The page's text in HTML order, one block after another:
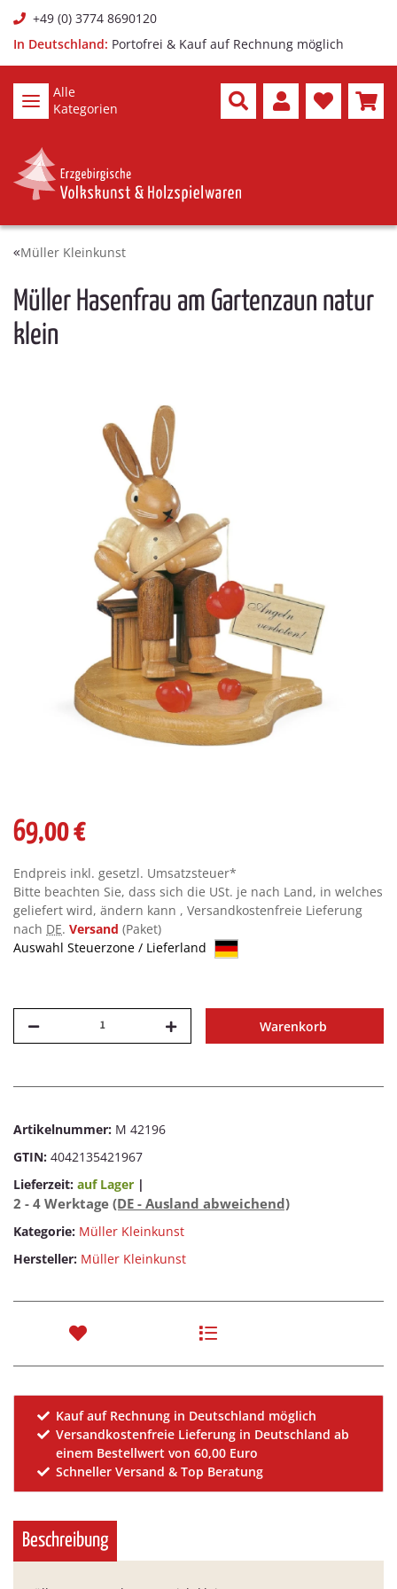
+49 (0) 3774 8690120
In Deutschland: Portofrei & Kauf auf Rechnung möglich
Alle
Kategorien
Müller Kleinkunst
Müller Hasenfrau am Gartenzaun natur
klein
69,00 €
Endpreis inkl. gesetzl. Umsatzsteuer*
Bitte beachten Sie, dass sich die USt. je nach Land, in welches
geliefert wird, ändern kann , Versandkostenfreie Lieferung
nach DE. Versand (Paket)
Auswahl Steuerzone / Lieferland
Warenkorb
Artikelnummer: M 42196
GTIN: 4042135421967
Lieferzeit: auf Lager |
2 - 4 Werktage (DE - Ausland abweichend)
Kategorie: Müller Kleinkunst
Hersteller: Müller Kleinkunst
Kauf auf Rechnung in Deutschland möglich
Versandkostenfreie Lieferung in Deutschland ab
einem Bestellwert von 60,00 Euro
Schneller Versand & Top Beratung
Beschreibung